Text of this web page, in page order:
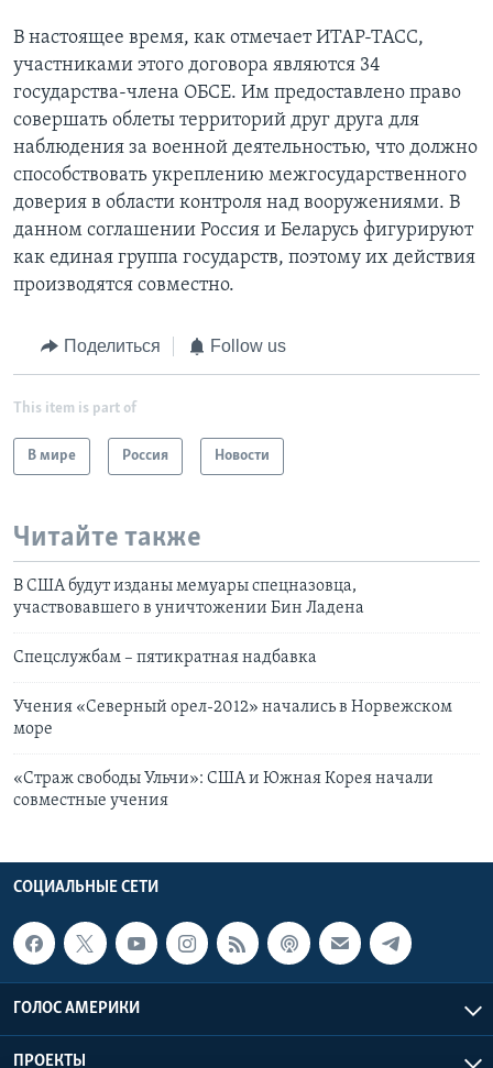
В настоящее время, как отмечает ИТАР-ТАСС,
участниками этого договора являются 34
государства-члена ОБСЕ. Им предоставлено право
совершать облеты территорий друг друга для
наблюдения за военной деятельностью, что должно
способствовать укреплению межгосударственного
доверия в области контроля над вооружениями. В
данном соглашении Россия и Беларусь фигурируют
как единая группа государств, поэтому их действия
производятся совместно.
Поделиться Follow us
This item is part of
В мире Россия Новости
Читайте также
В США будут изданы мемуары спецназовца,
участвовавшего в уничтожении Бин Ладена
Спецслужбам – пятикратная надбавка
Учения «Северный орел-2012» начались в Норвежском
море
«Страж свободы Ульчи»: США и Южная Корея начали
совместные учения
СОЦИАЛЬНЫЕ СЕТИ
ГОЛОС АМЕРИКИ
ПРОЕКТЫ